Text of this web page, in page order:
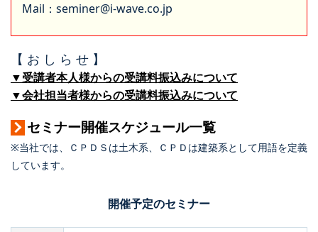
Mail：seminer@i-wave.co.jp
【 お し ら せ 】
▼受講者本人様からの受講料振込みについて
▼会社担当者様からの受講料振込みについて
セミナー開催スケジュール一覧
※当社では、ＣＰＤＳは土木系、ＣＰＤは建築系として用語を定義
しています。
開催予定のセミナー